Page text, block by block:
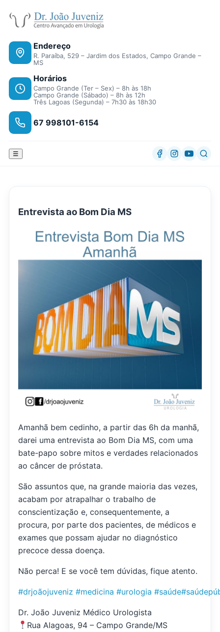
Endereço
R. Paraíba, 529 – Jardim dos Estados, Campo Grande –
MS
Horários
Campo Grande (Ter – Sex) – 8h às 18h
Campo Grande (Sábado) – 8h às 12h
Três Lagoas (Segunda) – 7h30 às 18h30
67 998101-6154
☰
Entrevista ao Bom Dia MS
Amanhã bem cedinho, a partir das 6h da manhã,
darei uma entrevista ao Bom Dia MS, com uma
bate-papo sobre mitos e verdades relacionados
ao câncer de próstata.
São assuntos que, na grande maioria das vezes,
acabam por atrapalhar o trabalho de
conscientização e, consequentemente, a
procura, por parte dos pacientes, de médicos e
exames que possam ajudar no diagnóstico
precoce dessa doença.
Não perca! E se você tem dúvidas, fique atento.
#drjoãojuveniz #medicina #urologia #saúde
Dr. João Juveniz Médico Urologista
Rua Alagoas, 94 – Campo Grande/MS